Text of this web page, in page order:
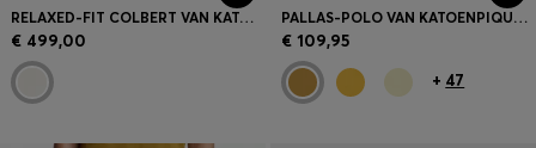
Taal (NL €) RELAXED-FIT COLBERT VAN KATOEN EN LINNEN
€ 499,00
PALLAS-POLO VAN KATOENPIQUÉ MET LOGOSTIKSEL
€ 109,95
+ 47